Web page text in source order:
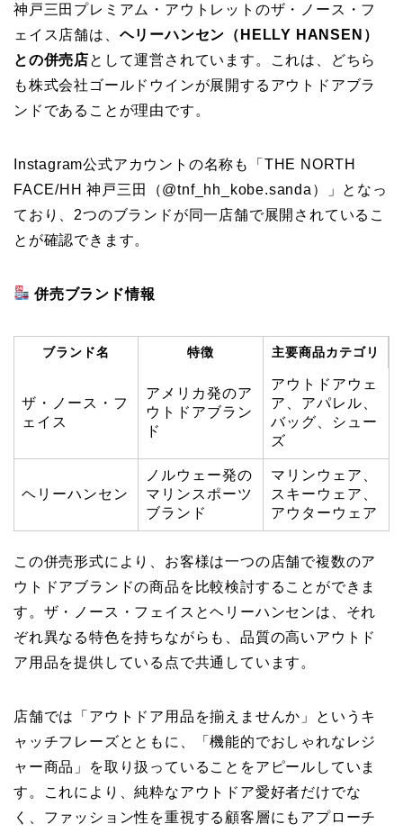
神戸三田プレミアム・アウトレットのザ・ノース・フ
ェイス店舗は、 ヘリーハンセン（HELLY HANSEN）
との併売店として運営されています。これは、どちら
も株式会社ゴールドウインが展開するアウトドアブラ
ンドであることが理由です。
Instagram公式アカウントの名称も「THE NORTH
FACE/HH 神戸三田（@tnf_hh_kobe.sanda）」となっ
ており、2つのブランドが同一店舗で展開されているこ
とが確認できます。
併売ブランド情報
ブランド名 特徴 主要商品カテゴリ
ザ・ノース・フ
ェイス
アメリカ発のア
ウトドアブラン
ド
アウトドアウェ
ア、アパレル、
バッグ、シュー
ズ
ヘリーハンセン
ノルウェー発の
マリンスポーツ
ブランド
マリンウェア、
スキーウェア、
アウターウェア
この併売形式により、お客様は一つの店舗で複数のア
ウトドアブランドの商品を比較検討することができま
す。ザ・ノース・フェイスとヘリーハンセンは、それ
ぞれ異なる特色を持ちながらも、品質の高いアウトド
ア用品を提供している点で共通しています。
店舗では「アウトドア用品を揃えませんか」というキ
ャッチフレーズとともに、「機能的でおしゃれなレジ
ャー商品」を取り扱っていることをアピールしていま
す。これにより、純粋なアウトドア愛好者だけでな
く、ファッション性を重視する顧客層にもアプローチ